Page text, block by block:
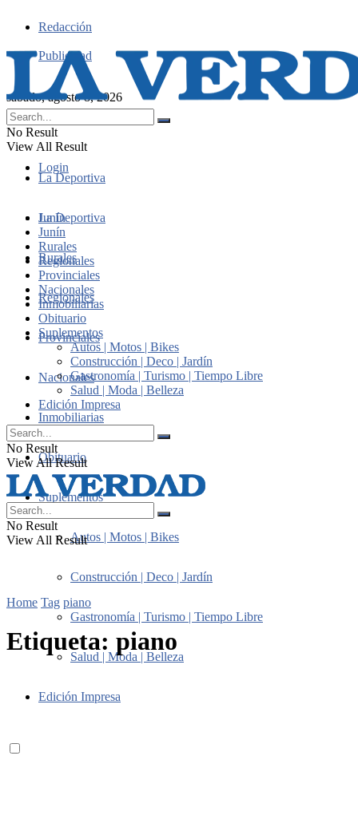
Redacción
Publicidad
sábado, agosto 8, 2026
Login
No Result
View All Result
La Deportiva
Junín
Rurales
Regionales
Provinciales
Nacionales
Inmobiliarias
Obituario
Suplementos
Autos | Motos | Bikes
Construcción | Deco | Jardín
Gastronomía | Turismo | Tiempo Libre
Salud | Moda | Belleza
Edición Impresa
La Deportiva
Junín
Rurales
Regionales
Provinciales
Nacionales
Inmobiliarias
Obituario
Suplementos
Autos | Motos | Bikes
Construcción | Deco | Jardín
Gastronomía | Turismo | Tiempo Libre
Salud | Moda | Belleza
Edición Impresa
No Result
View All Result
No Result
View All Result
Home Tag piano
Etiqueta: piano